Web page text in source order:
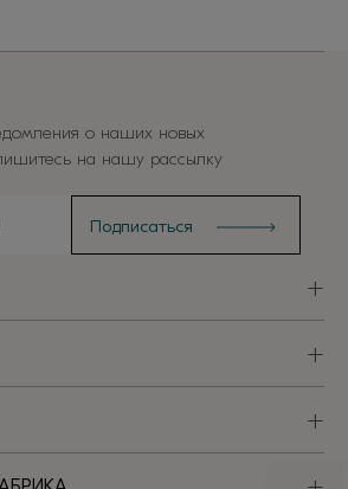
о наших новых
на нашу рассылку